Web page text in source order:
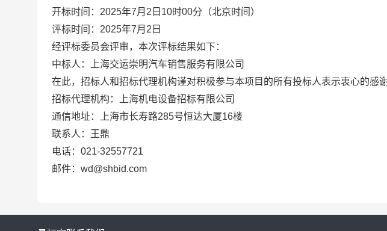
开标时间：2025年7月2日10时00分（北京时间）
评标时间：2025年7月2日
经评标委员会评审，本次评标结果如下：
中标人：上海交运崇明汽车销售服务有限公司
在此，招标人和招标代理机构谨对积极参与本项目的所有投标人表示衷心的感谢
招标代理机构：上海机电设备招标有限公司
通信地址：上海市长寿路285号恒达大厦16楼
联系人：王鼎
电话： 021-32557721
邮件： wd@shbid.com